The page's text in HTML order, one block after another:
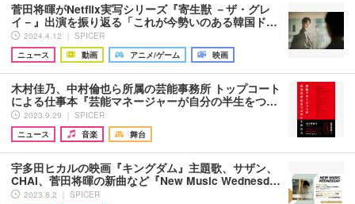
菅田将暉がNetflix実写シリーズ『寄生獣 －ザ・グレ
イ－』出演を振り返る「これが今勢いのある韓国ド…
2024.4.12 ｜ SPICER
ニュース
動画 アニメ/ゲーム 映画
木村佳乃、中村倫也ら所属の芸能事務所 トップコート
による仕事本『芸能マネージャーが自分の半生をつ…
2023.9.29 ｜ SPICER
ニュース
音楽 舞台
宇多田ヒカルの映画『キングダム』主題歌、サザン、
CHAI、菅田将暉の新曲など『New Music Wednesd…
2023.8.2 ｜ SPICER